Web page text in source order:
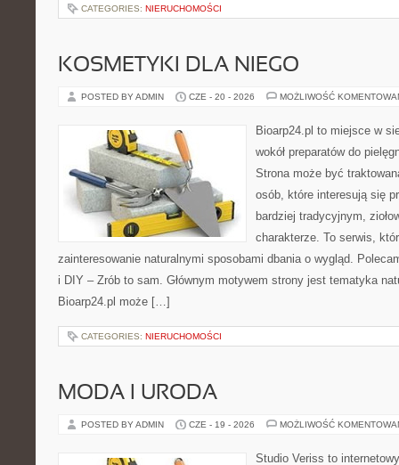
CATEGORIES: NIERUCHOMOŚCI
KOSMETYKI DLA NIEGO
POSTED BY ADMIN CZE - 20 - 2026 MOŻLIWOŚĆ
Bioarp24.pl to miejsce w
wokół preparatów do
Strona może być
osób, które interesują się
bardziej tradycyjnym,
charakterze. To serwis,
zainteresowanie naturalnymi sposobami dbania o wygląd.
i DIY – Zrób to sam. Głównym motywem strony jest tematyka
Bioarp24.pl może […]
CATEGORIES: NIERUCHOMOŚCI
MODA I URODA
POSTED BY ADMIN CZE - 19 - 2026 MOŻLIWOŚĆ
Studio Veriss to